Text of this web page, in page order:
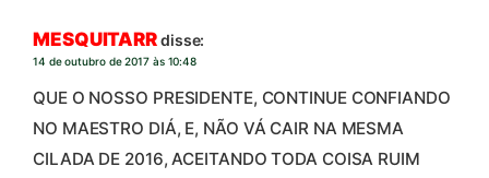
MESQUITARRdisse:
14 de outubro de 2017 às 10:48
QUE O NOSSO PRESIDENTE, CONTINUE CONFIANDO
NO MAESTRO DIÁ, E, NÃO VÁ CAIR NA MESMA
CILADA DE 2016, ACEITANDO TODA COISA RUIM